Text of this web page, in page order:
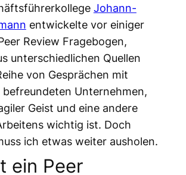
Johann-
entwickelte vor einiger
Review Fragebogen,
unterschiedlichen Quellen
von Gesprächen mit
befreundeten Unternehmen,
Geist und eine andere
wichtig ist. Doch
ich etwas weiter ausholen.
ein Peer